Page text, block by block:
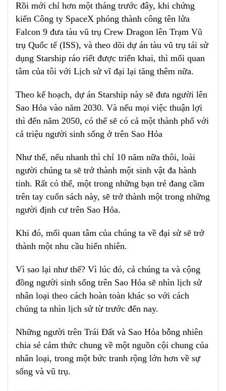
Rồi mới chỉ hơn một tháng trước đây, khi chứng
kiến Công ty SpaceX phóng thành công tên lửa
Falcon 9 đưa tàu vũ trụ Crew Dragon lên Trạm Vũ
trụ Quốc tế (ISS), và theo dõi dự án tàu vũ trụ tái sử
dụng Starship ráo riết được triển khai, thì mối quan
tâm của tôi với Lịch sử vĩ đại lại tăng thêm nữa.
Theo kế hoạch, dự án Starship này sẽ đưa người lên
Sao Hỏa vào năm 2030. Và nếu mọi việc thuận lợi
thì đến năm 2050, có thể sẽ có cả một thành phố với
cả triệu người sinh sống ở trên Sao Hỏa
Như thế, nếu nhanh thì chỉ 10 năm nữa thôi, loài
người chúng ta sẽ trở thành một sinh vật đa hành
tinh. Rất có thể, một trong những bạn trẻ đang cầm
trên tay cuốn sách này, sẽ trở thành một trong những
người định cư trên Sao Hỏa.
Khi đó, mối quan tâm của chúng ta về đại sử sẽ trở
thành một nhu cầu hiển nhiên.
Vì sao lại như thế? Vì lúc đó, cả chúng ta và cộng
đồng người sinh sống trên Sao Hỏa sẽ nhìn lịch sử
nhân loại theo cách hoàn toàn khác so với cách
chúng ta nhìn lịch sử từ trước đến nay.
Những người trên Trái Đất và Sao Hỏa bỗng nhiên
chia sẻ cảm thức chung về một nguồn cội chung của
nhân loại, trong một bức tranh rộng lớn hơn về sự
sống và vũ trụ.